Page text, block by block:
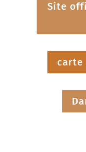
Site
carte